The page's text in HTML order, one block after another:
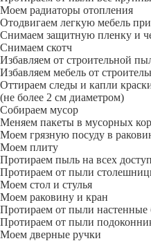
Моем радиаторы отопления
Отодвигаем легкую мебель
Снимаем защитную пленку и
Снимаем скотч
Избавляем от строительной
Избавляем мебель от
Оттираем следы и капли
(не более 2 см диаметром)
Собираем мусор
Меняем пакеты в мусорных
Моем грязную посуду в
Моем плиту
Протираем пыль на всех
Протираем от пыли
Моем стол и стулья
Моем раковину и кран
Протираем от пыли настенные
Протираем от пыли
Моем дверные ручки